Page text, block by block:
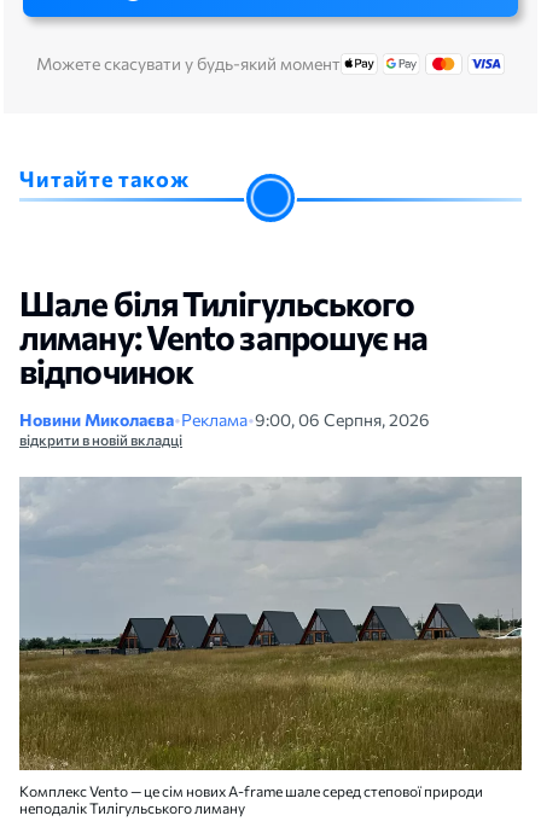
Можете скасувати у будь-який момент
Читайте також
Шале біля Тилігульського
лиману: Vento запрошує на
відпочинок
Новини Миколаєва•Реклама•9:00, 06 Серпня, 2026
відкрити в новій вкладці
Комплекс Vento — це сім нових A-frame шале серед степової природи
неподалік Тилігульського лиману